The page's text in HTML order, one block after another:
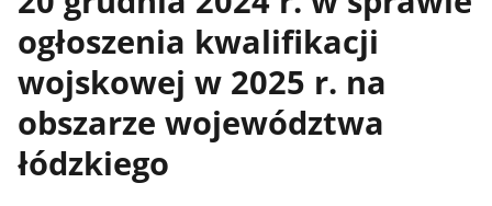
ogłoszenia kwalifikacji
wojskowej w 2025 r. na
obszarze województwa
łódzkiego